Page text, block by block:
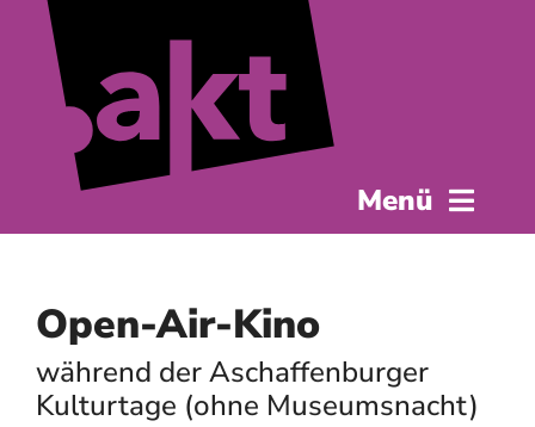
springen
Menü
Das Programm
Museumsnacht
Open-Air-Kino
während der Aschaffenburger
Kulturtage (ohne Museumsnacht)